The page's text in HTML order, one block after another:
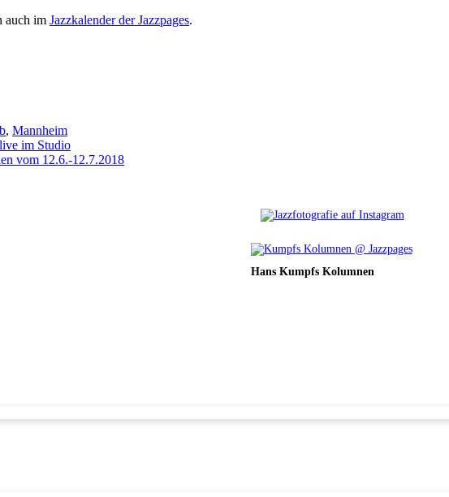
auch im Jazzkalender der Jazzpages.
, Mannheim
im Studio
vom 12.6.-12.7.2018
Hans Kumpfs Kolumnen